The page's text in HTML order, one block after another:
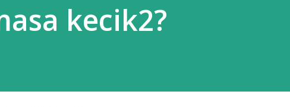
kecik2?